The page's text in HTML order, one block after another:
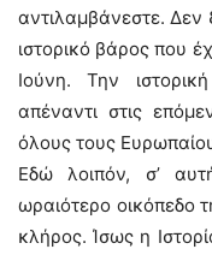
αντιλαμβάνεστε.
ιστορικό βάρος που
Ιούνη. Την
απέναντι στις
όλους τους
Εδώ λοιπόν, σ’
ωραιότερο οικόπεδο
κλήρος. Ίσως η